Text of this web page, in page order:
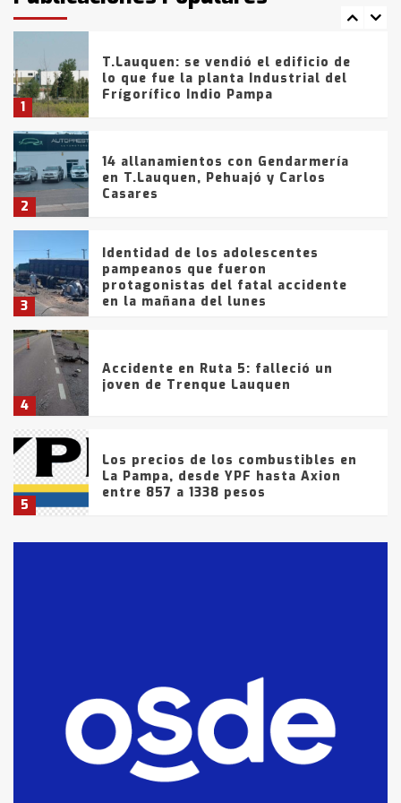
tarde del sábado
1
T.Lauquen: se vendió el edificio de
lo que fue la planta Industrial del
Frígorífico Indio Pampa
2
14 allanamientos con Gendarmería
en T.Lauquen, Pehuajó y Carlos
Casares
3
Identidad de los adolescentes
pampeanos que fueron
protagonistas del fatal accidente
en la mañana del lunes
4
Accidente en Ruta 5: falleció un
joven de Trenque Lauquen
5
Los precios de los combustibles en
La Pampa, desde YPF hasta Axion
entre 857 a 1338 pesos
fueron detenidos por
comercialización de drogas en la
tarde del sábado
T.Lauquen: se vendió el edificio de
lo que fue la planta Industrial del